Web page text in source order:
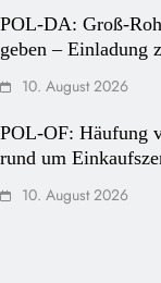
POL-DA: Groß-
geben – Einladung
10. August 2026
POL-OF: Häufung
rund um
10. August 2026